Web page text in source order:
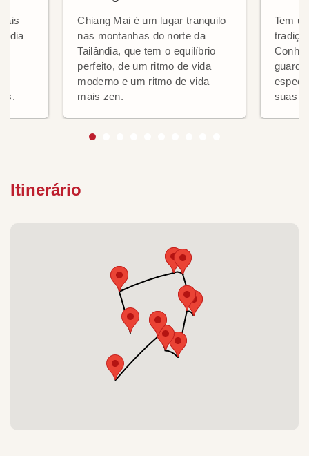
Chiang Mai é um lugar tranquilo
nas montanhas do norte da
Tailândia, que tem o equilíbrio
perfeito, de um ritmo de vida
moderno e um ritmo de vida
mais zen.
Tem
suas
Itinerário